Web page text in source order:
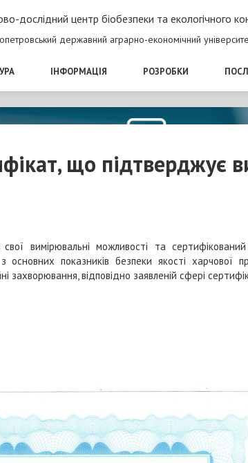
дослідний центр біобезпеки та екологічного
державний аграрно-економічний
ІНФОРМАЦІЯ РОЗРОБКИ
що підтверджує
вимірювальні можливості та сертифікований
показників безпеки якості харчової
захворювання, відповідно заявленій сфері